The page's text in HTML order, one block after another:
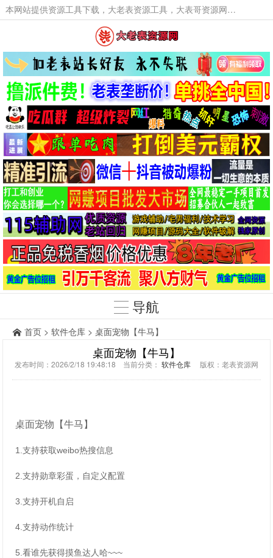
本网站提供资源工具下载，大老表资源工具，大表哥资源网软件工具，大老表资源下载，活动线报福利资源分享,活动线报，大型网游经典游戏，网络热门技术游戏辅助交流与分享。
导航
首页 > 软件仓库 > 桌面宠物【牛马】
桌面宠物【牛马】
发布时间：2026/2/18 19:48:18 当前分类： 软件仓库 版权：老表资源网
桌面宠物【牛马】
1.支持获取weibo热搜信息
2.支持勋章彩蛋，自定义配置
3.支持开机自启
4.支持动作统计
5.看谁先获得摸鱼达人哈~~~